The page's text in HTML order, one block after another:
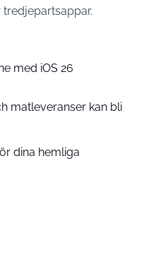
med iOS 26
matleveranser kan bli
dina hemliga